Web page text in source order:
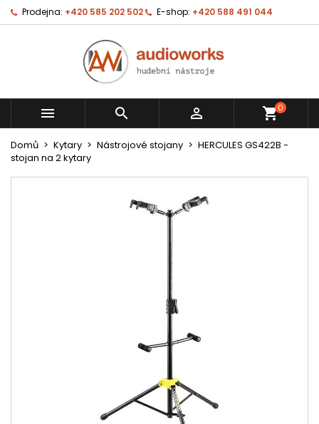
Prodejna: +420 585 202 502 E-shop: +420 588 491 044
   shopping_cart0
Domů Kytary Nástrojové stojany
HERCULES GS422B -
stojan na 2 kytary